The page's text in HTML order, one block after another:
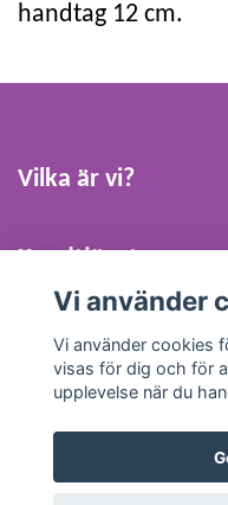
handtag 12 cm.
Vilka är vi?
Kundtjänst
Köpvillkor och
Vi använder
Vi använder cookies
visas för dig och för
upplevelse när du